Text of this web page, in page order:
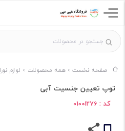
صفحه نخست همه محصولات لوازم
توپ تعیین جنسیت آبی
کد : 01001276